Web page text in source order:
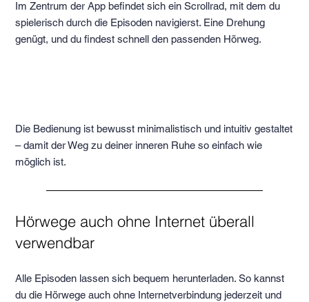
Im Zentrum der App befindet sich ein Scrollrad, mit dem du
spielerisch durch die Episoden navigierst. Eine Drehung
genügt, und du findest schnell den passenden Hörweg.
Die Bedienung ist bewusst minimalistisch und intuitiv gestaltet
– damit der Weg zu deiner inneren Ruhe so einfach wie
möglich ist.
Hörwege auch ohne Internet überall
verwendbar
Alle Episoden lassen sich bequem herunterladen. So kannst
du die Hörwege auch ohne Internetverbindung jederzeit und